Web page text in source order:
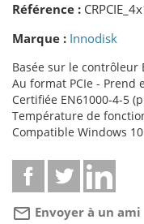
Référence :
Marque : Innodisk
Basée sur le
Au format PCIe - Prend
Certifiée EN61000-4-5
Température de
Compatible Windows
mail_outline Envoyer à un ami